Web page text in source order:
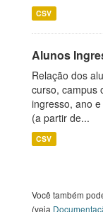
CSV
Alunos
Relação dos
curso, campus
ingresso, ano
(a partir de...
CSV
Você também
(veja